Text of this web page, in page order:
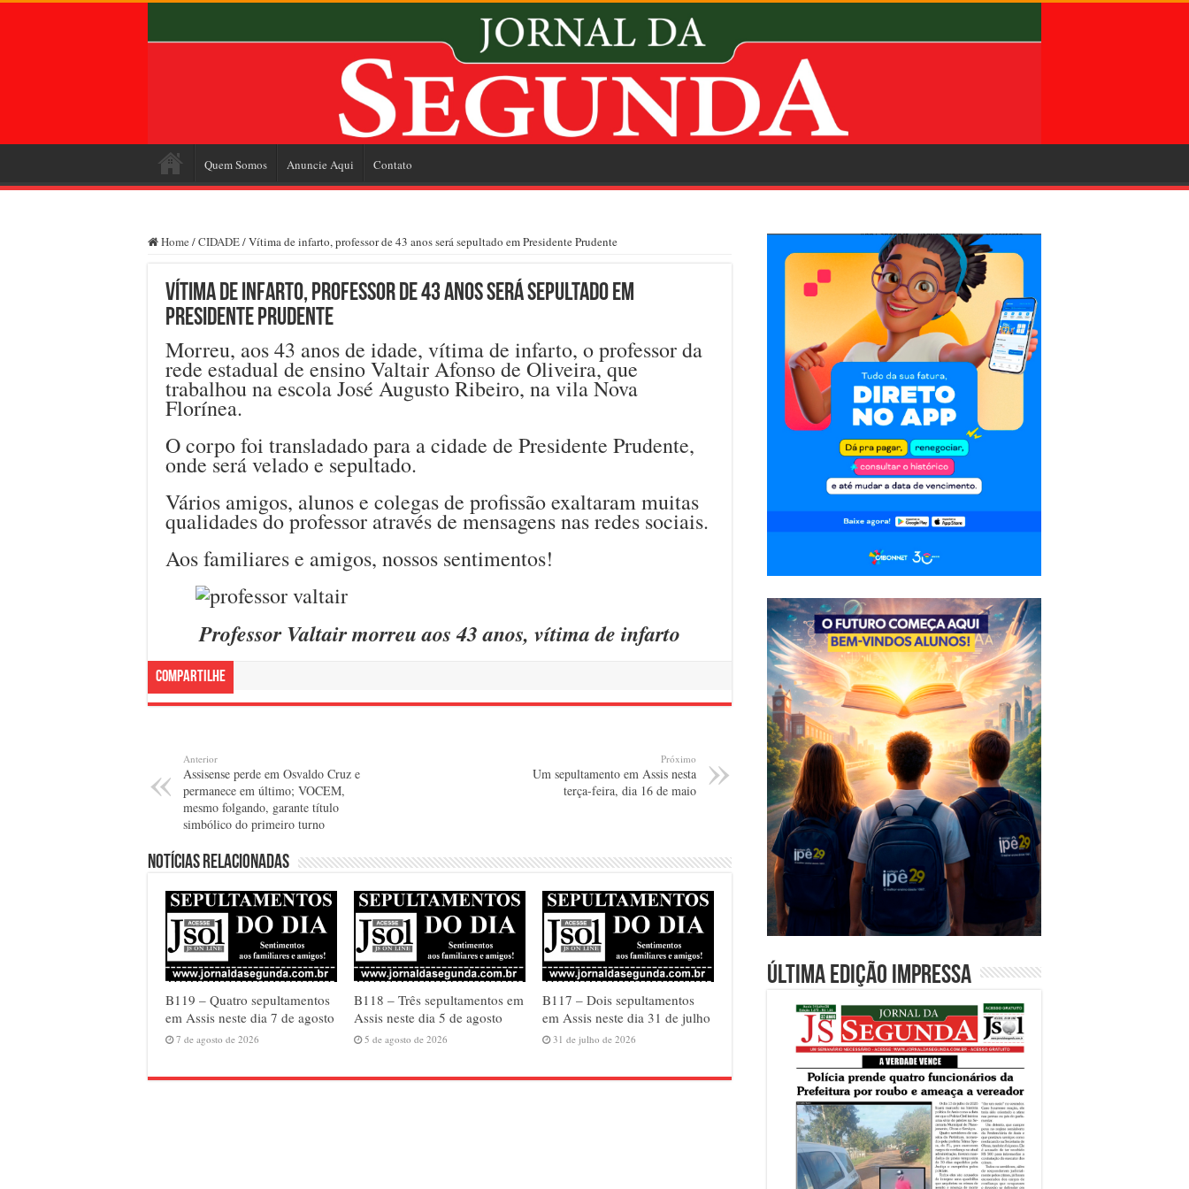
Quem Somos Anuncie Aqui Contato
Home /CIDADE/Vítima de infarto, professor de 43 anos será sepultado em Presidente Prudente
Vítima de infarto, professor de 43 anos será sepultado em
Presidente Prudente
Morreu, aos 43 anos de idade, vítima de infarto, o professor da
rede estadual de ensino Valtair Afonso de Oliveira, que
trabalhou na escola José Augusto Ribeiro, na vila Nova
Florínea.
O corpo foi transladado para a cidade de Presidente Prudente,
onde será velado e sepultado.
Vários amigos, alunos e colegas de profissão exaltaram muitas
qualidades do professor através de mensagens nas redes sociais.
Aos familiares e amigos, nossos sentimentos!
Professor Valtair morreu aos 43 anos, vítima de infarto
Compartilhe
Anterior
Assisense perde em Osvaldo Cruz e
permanece em último; VOCEM,
mesmo folgando, garante título
simbólico do primeiro turno
Próximo
Um sepultamento em Assis nesta
terça-feira, dia 16 de maio
Notícias relacionadas
B119 – Quatro sepultamentos
em Assis neste dia 7 de agosto
7 de agosto de 2026
B118 – Três sepultamentos em
Assis neste dia 5 de agosto
5 de agosto de 2026
B117 – Dois sepultamentos
em Assis neste dia 31 de julho
31 de julho de 2026
Última edição impressa